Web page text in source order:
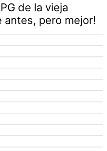
de la vieja
antes, pero mejor!